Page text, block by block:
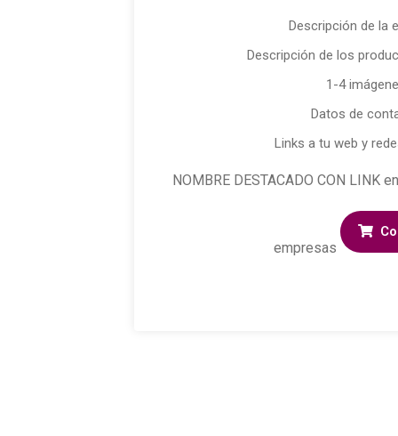
Descripción de la
Descripción de los
1-4
Datos de
Links a tu web y
NOMBRE DESTACADO CON LINK
empresas